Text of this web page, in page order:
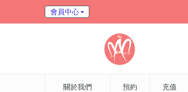
會員中心
關於我們 預約 充值